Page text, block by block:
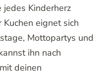
jedes Kinderherz
eignet sich
Mottopartys und
ihn nach
deinen